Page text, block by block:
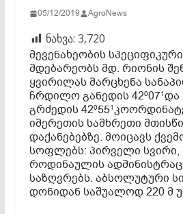
05/12/2019 AgroNews
ნახვა: 3,720
მევენახეობის
მდებარეობს მდ. რიონის
ყვირილას მარცხენა
ჩრდილო განედის 420071და
გრძედის 420551
იმერეთის სამხრეთი
დაქანებებზე. მოიცავს
სოფლებს: პირველი სვირი,
როდინაულის
საზღვრებს. აბსოლუტური
დონიდან საშუალოდ 220 მ